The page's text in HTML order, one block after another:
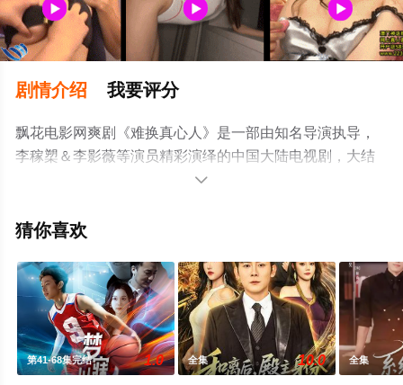
剧情介绍 我要评分
飘花电影网爽剧《难换真心人》是一部由知名导演执导，
李稼槊＆李影薇等演员精彩演绎的中国大陆电视剧，大结
局剧情已揭晓（全集），手机免费观看高清无删减完整版
视剧、电视猫或剧情网等平台了解。

猜你喜欢
第41-68集完结 1.0 全集 10.0 全集